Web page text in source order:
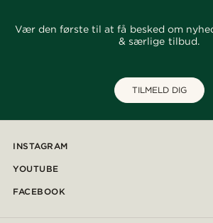
Vær den første til at få besked om
& særlige tilbud.
TILMELD DIG
INSTAGRAM
YOUTUBE
FACEBOOK